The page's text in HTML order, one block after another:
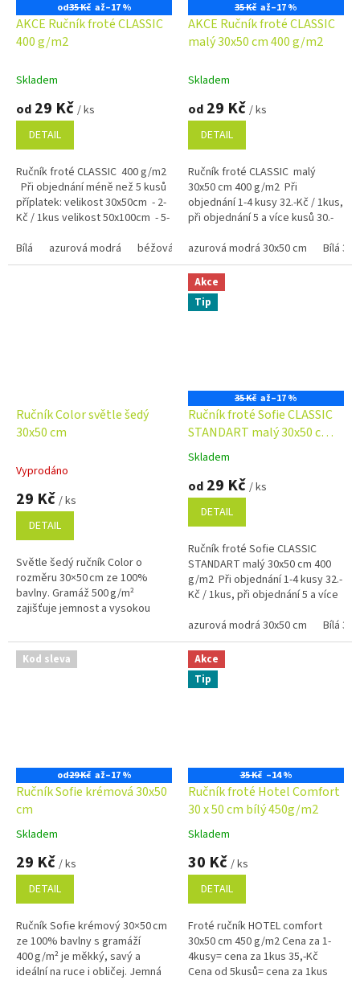
od35 Kč až–17 %
AKCE Ručník froté CLASSIC
400 g/m2
Skladem
od 29 Kč / ks
DETAIL
Ručník froté CLASSIC 400 g/m2
Při objednání méně než 5 kusů
příplatek: velikost 30x50cm - 2-
Kč / 1kus velikost 50x100cm - 5-
Bílá
azurová modrá béžová černá červená hnědá 1420
35 Kč až–17 %
AKCE Ručník froté CLASSIC
malý 30x50 cm 400 g/m2
Skladem
od 29 Kč / ks
DETAIL
Ručník froté CLASSIC malý
30x50 cm 400 g/m2 Při
objednání 1-4 kusy 32.-Kč / 1kus,
při objednání 5 a více kusů 30.-
a žlutá barva...
azurová modrá 30x50 cm Bílá
Ručník Color světle šedý
30x50 cm
Vyprodáno
29 Kč / ks
DETAIL
Světle šedý ručník Color o
rozměru 30×50 cm ze 100%
bavlny. Gramáž 500 g/m²
zajišťuje jemnost a vysokou
použití i do provozů.
Akce
Tip
35 Kč až–17 %
Ručník froté Sofie CLASSIC
STANDART malý 30x50 cm
400 g/m2
Průměrné
produktu
4,7
5
hvězdiček.
Skladem
od 29 Kč / ks
DETAIL
Ručník froté Sofie CLASSIC
STANDART malý 30x50 cm 400
g/m2 Při objednání 1-4 kusy 32.-
Kč / 1kus, při objednání 5 a více
béžová a žlutá...
azurová modrá 30x50 cm Bílá
Kod sleva
od29 Kč až–17 %
Ručník Sofie krémová 30x50
cm
Průměrné
hodnocení
produktu
5,0
5
hvězdiček.
Skladem
29 Kč / ks
DETAIL
Ručník Sofie krémový 30×50 cm
ze 100% bavlny s gramáží
400 g/m² je měkký, savý a
ideální na ruce i obličej. Jemná
Akce
Tip
35 Kč –14 %
Ručník froté Hotel Comfort
30 x 50 cm bílý 450g/m2
Průměrné
hodnocení
produktu
4,9
5
hvězdiček.
Skladem
30 Kč / ks
DETAIL
Froté ručník HOTEL comfort
30x50 cm 450 g/m2 Cena za 1-
4kusy= cena za 1kus 35,-Kč
Cena od 5kusů= cena za 1kus